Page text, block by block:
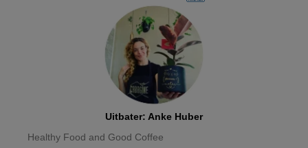
Uitbater: Anke Huber
Healthy Food and Good Coffee